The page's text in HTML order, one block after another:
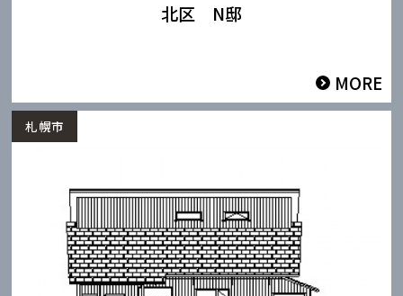
北区 N邸
MORE
札幌市